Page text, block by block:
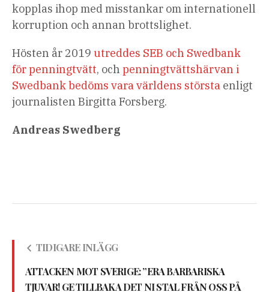
kopplas ihop med misstankar om internationell
korruption och annan brottslighet.
Hösten år 2019 utreddes SEB och Swedbank
för penningtvätt, och penningtvättshärvan i
Swedbank bedöms vara världens största enligt
journalisten Birgitta Forsberg.
Andreas Swedberg
TIDIGARE INLÄGG
ATTACKEN MOT SVERIGE: ”ERA BARBARISKA
TJUVAR! GE TILLBAKA DET NI STAL FRÅN OSS PÅ